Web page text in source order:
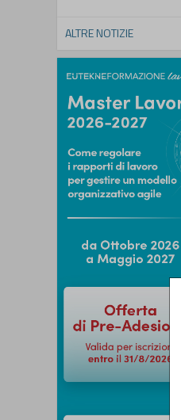
ALTRE NOTIZIE